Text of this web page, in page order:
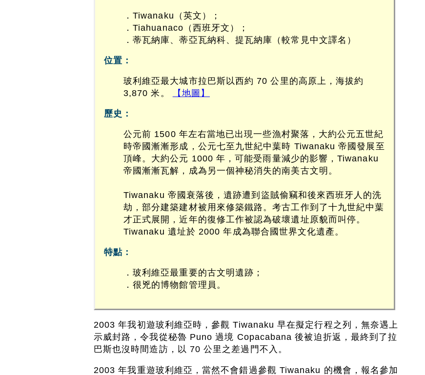
．Tiwanaku（英文）；
．Tiahuanaco（西班牙文）；
．蒂瓦納庫、蒂亞瓦納科、提瓦納庫（較常見中文譯名）
位置：
玻利維亞最大城市拉巴斯以西約 70 公里的高原上，海拔約
3,870 米。
【地圖】
歷史：
公元前 1500 年左右當地已出現一些漁村聚落，大約公元五世紀
時帝國漸漸形成，公元七至九世紀中葉時 Tiwanaku 帝國發展至
頂峰。大約公元 1000 年，可能受雨量減少的影響，Tiwanaku
帝國漸漸瓦解，成為另一個神秘消失的南美古文明。
Tiwanaku 帝國衰落後，遺跡遭到盜賊偷竊和後來西班牙人的洗
劫，部分建築建材被用來修築鐵路。考古工作到了十九世紀中葉
才正式展開，近年的復修工作被認為破壞遺址原貌而叫停。
Tiwanaku 遺址於 2000 年成為聯合國世界文化遺產。
特點：
．玻利維亞最重要的古文明遺跡；
．很兇的博物館管理員。
2003 年我初遊玻利維亞時，參觀 Tiwanaku 早在擬定行程之列，無奈遇上
示威封路，令我從秘魯 Puno 過境 Copacabana 後被迫折返，最終到了拉
巴斯也沒時間造訪，以 70 公里之差過門不入。
2003 年我重遊玻利維亞，當然不會錯過參觀 Tiwanaku 的機會，報名參加